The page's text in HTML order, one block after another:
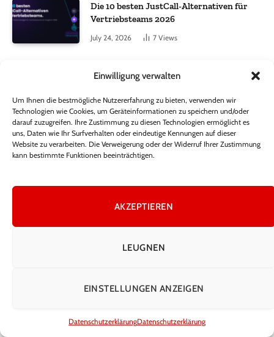
Einwilligung verwalten
Um Ihnen die bestmögliche Nutzererfahrung zu bieten, verwenden wir
Technologien wie Cookies, um Geräteinformationen zu speichern und/oder
darauf zuzugreifen. Ihre Zustimmung zu diesen Technologien ermöglicht es
uns, Daten wie Ihr Surfverhalten oder eindeutige Kennungen auf dieser
Website zu verarbeiten. Die Verweigerung oder der Widerruf Ihrer Zustimmung
kann bestimmte Funktionen beeinträchtigen.
AKZEPTIEREN
LEUGNEN
EINSTELLUNGEN ANZEIGEN
DatenschutzerklärungDatenschutzerklärung
Die 10 besten JustCall-Alternativen für
Vertriebsteams 2026
July 24, 2026 7 Views
Nicht verpassen